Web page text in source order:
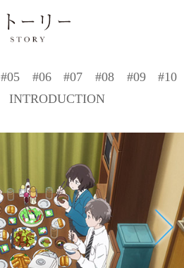
#05 #06 #07 #08 #09
#10
INTRODUCTION